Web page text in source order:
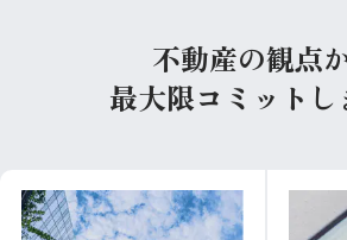
不動産の観点
最大限コミットし